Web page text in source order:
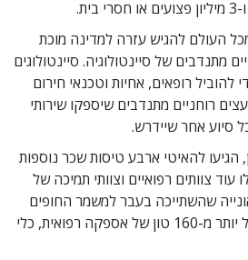
העולם להגיש עזרה למדינה מוכת
רוחניים מתנדבים של סיינטולוגיה. סיינטולוגים
להוביל רופאים, אחיות וטכנאי חירום
רוחניים מתנדבים שיספקו שירותי
סיוע אחר שיידרש.
הגיעו להאיטי ארבע טיסות שכר נוספות
עוד צוותים רפואיים וצוותי תמיכה של
שהשתייכה בעבר למשמר החופים
האמריקאי גויסה כדי להוביל יותר מ-160 טון של אספקה רפואית, כלי